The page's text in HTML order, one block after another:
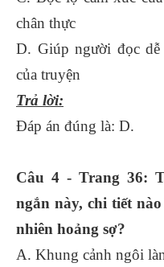
chân thực
D. Giúp người đọc
của truyện
Trả lời:
Đáp án đúng là: D.
Câu 4 - Trang 36:
ngắn này, chi tiết
nhiên hoảng sợ?
A. Khung cảnh ngôi